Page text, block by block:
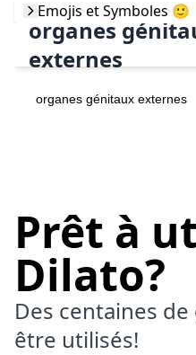
Emojis et Symboles 🙂
organes
externes
organes génitaux externes
Prêt à
Dilato?
Des centaines
être utilisés!